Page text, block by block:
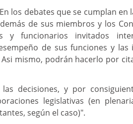
los debates que se cumplan en
de sus miembros y los
y funcionarios invitados
de sus funciones y las
mismo, podrán hacerlo por
decisiones, y por
legislativas (en
según el caso)".